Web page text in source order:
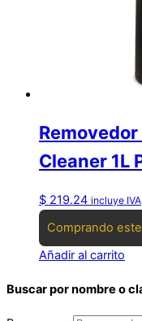
Cleaner 1L
$ 219.24 incluye IVA
Comprando
Añadir al carrito
Buscar por nombre o